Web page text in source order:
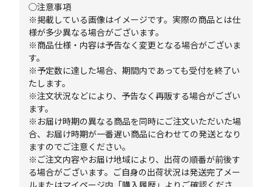
◯注意事項
※掲載している画像はイメージです。実際の商品とは仕
様が多少異なる場合がございます。
※商品仕様・内容は予告なく変更となる場合がございま
す。
※予定数に達した場合、期間内であっても受付を終了い
たします。
※注文状況などにより、予告なく再販する場合がござい
ます。
※お届け時期の異なる商品を同時にご注文いただいた場
合、お届け時期が一番遅い商品に合わせての発送となり
ますのでご注意ください。
※ご注文内容やお届け地域により、出荷の順番が前後す
る場合がございます。ご自身の出荷状況は発送完了メー
ルまたはマイページ内「購入履歴」よりご確認くださ